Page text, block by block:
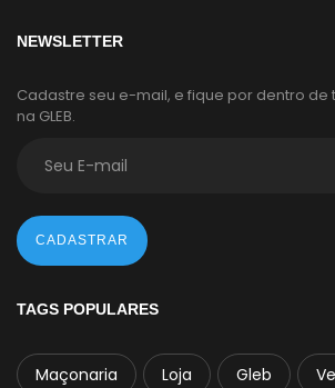
NEWSLETTER
Cadastre seu e-mail, e fique por dentro
na GLEB.
CADASTRAR
TAGS POPULARES
Maçonaria Loja Gleb